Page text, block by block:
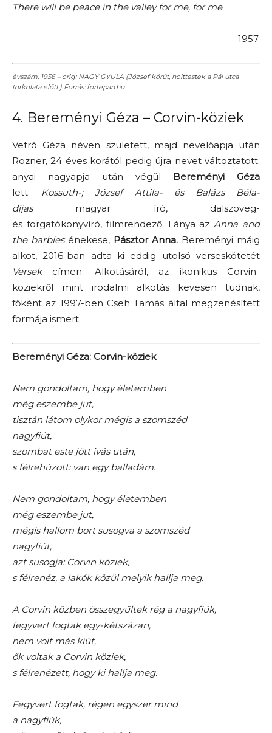
There will be peace in the valley for me, for me
1957.
évszám: 1956 – orig: NAGY GYULA (József körút, holttestek a Pál utca
torkolata előtt.) Forrás: fortepan.hu
4. Bereményi Géza – Corvin-köziek
Vetró Géza néven született, majd nevelőapja után
Rozner, 24 éves korától pedig újra nevet változtatott:
anyai nagyapja után végül Bereményi Géza
lett. Kossuth-; József Attila- és Balázs Béla-
díjas magyar író, dalszöveg-
és forgatókönyvíró, filmrendező. Lánya azAnna and
the barbiesénekese, Pásztor Anna. Bereményi máig
alkot, 2016-ban adta ki eddig utolsó verseskötetét
Versekcímen. Alkotásáról, az ikonikus Corvin-
köziekről mint irodalmi alkotás kevesen tudnak,
főként az 1997-ben Cseh Tamás által megzenésített
formája ismert.
Bereményi Géza: Corvin-köziek
Nem gondoltam, hogy életemben
még eszembe jut,
tisztán látom olykor mégis a szomszéd
nagyfiút,
szombat este jött ivás után,
s félrehúzott: van egy balladám.
Nem gondoltam, hogy életemben
még eszembe jut,
mégis hallom bort susogva a szomszéd
nagyfiút,
azt susogja: Corvin köziek,
s félrenéz, a lakók közül melyik hallja meg.
A Corvin közben összegyűltek rég a nagyfiúk,
fegyvert fogtak egy-kétszázan,
nem volt más kiút,
ők voltak a Corvin köziek,
s félrenézett, hogy ki hallja meg.
Fegyvert fogtak, régen egyszer mind
a nagyfiúk,